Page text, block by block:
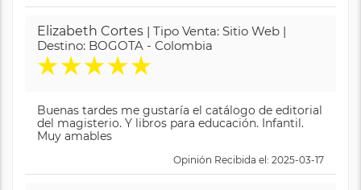
Elizabeth Cortes | Tipo Venta: Sitio Web |
Destino: BOGOTA - Colombia
★★★★★
Buenas tardes me gustaría el catálogo de editorial
del magisterio. Y libros para educación. Infantil.
Muy amables
Opinión Recibida el: 2025-03-17